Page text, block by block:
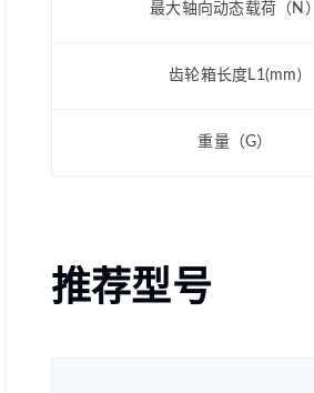
最大轴向动态载荷（N）
齿轮箱长度L1(mm)
重量（G）
推荐型号